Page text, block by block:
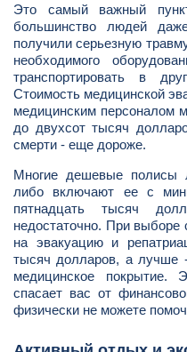
Это самый важный
большинство людей
получили серьезную
необходимого
транспортировать в
Стоимость медицинской
медицинским персоналом
до двухсот тысяч
смерти - еще дороже.
Многие дешевые полисы
либо включают ее с
пятнадцать тысяч
недостаточно. При выборе
на эвакуацию и
тысяч долларов, а лучше
медицинское покрытие.
спасает вас от
физически не можете